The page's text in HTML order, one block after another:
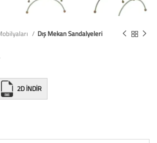
Dış Mekan Sandalyeleri
2D İNDİR